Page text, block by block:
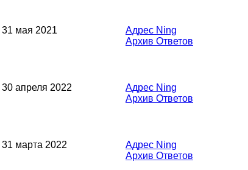
31 мая 2021
Адрес Ning
Архив Ответов
30 апреля 2022
Адрес Ning
Архив Ответов
31 марта 2022
Адрес Ning
Архив Ответов